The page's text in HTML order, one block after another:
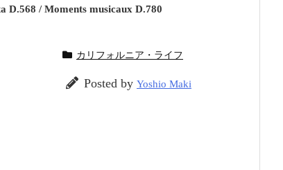
D.568 / Moments musicaux D.780
カリフォルニア・ライフ
Posted by Yoshio Maki